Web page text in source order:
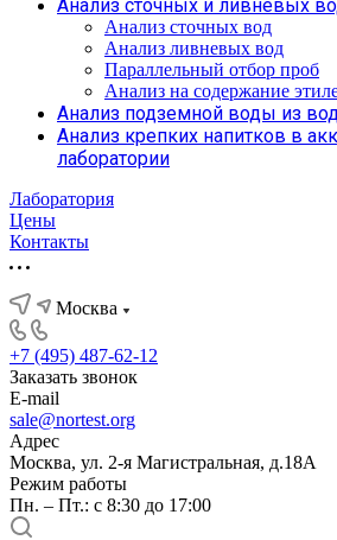
Анализ сточных и ливневых
Анализ сточных вод
Анализ ливневых вод
Параллельный отбор проб
Анализ на содержание
Анализ подземной воды из
Анализ крепких напитков в
лаборатории
Лаборатория
Цены
Контакты
Москва
+7 (495) 487-62-12
Заказать звонок
E-mail
sale@nortest.org
Адрес
Москва, ул. 2-я Магистральная, д.18А
Режим работы
Пн. – Пт.: с 8:30 до 17:00